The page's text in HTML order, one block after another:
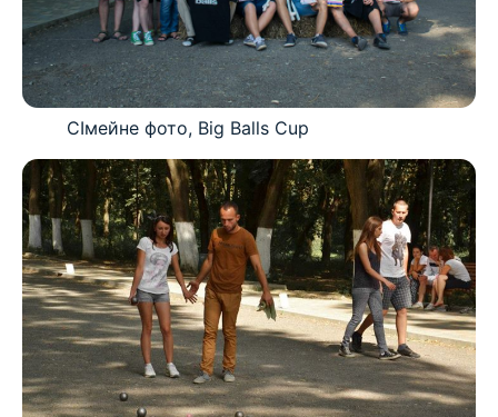
СІмейне фото, Big Balls Cup